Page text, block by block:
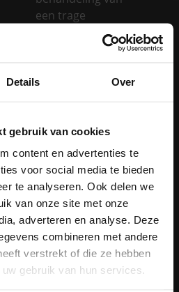
Details Over
gebruik van cookies
content en advertenties te
voor social media te bieden
te analyseren. Ook delen we
van onze site met onze
adverteren en analyse. Deze
combineren met andere
verstrekt of die ze hebben
gebruik van hun services.
een trage
Is een kerstboom
honden?
diarree
wat
Je kat naar een
pension brengen
wat
Je kater laten
castreren